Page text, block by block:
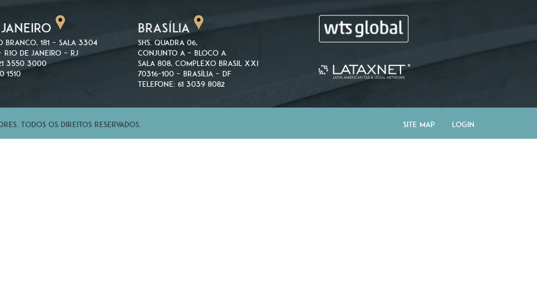
Branco, 181 – Sala 3304
Rio de Janeiro – RJ
3550 3000
1510
BRASÍLIA
SHS. Quadra 06,
Conjunto A – Bloco A
Sala 808, Complexo Brasil XXI
70316-100 – Brasília – DF
Telefone: 61 3039 8082
Site Map Login
Todos os direitos reservados.